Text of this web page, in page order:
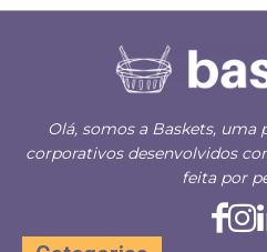
Olá, somos a Baskets, uma
corporativos desenvolvidos
feita por